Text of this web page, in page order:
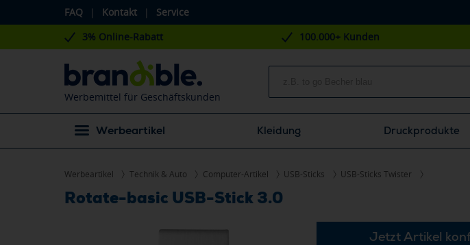
FAQ | Kontakt | Service
3% Online-Rabatt 100.000+ Kunden
Werbemittel für Geschäftskunden
Werbeartikel Kleidung Druckprodukte
Werbeartikel Technik & Auto Computer-Artikel USB-Sticks USB-Sticks Twister
Rotate-basic USB-Stick 3.0
Jetzt Artikel